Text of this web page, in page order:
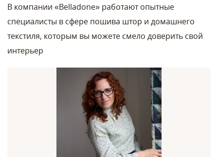
В компании «Belladone» работают опытные
специалисты в сфере пошива штор и домашнего
текстиля, которым вы можете смело доверить свой
интерьер